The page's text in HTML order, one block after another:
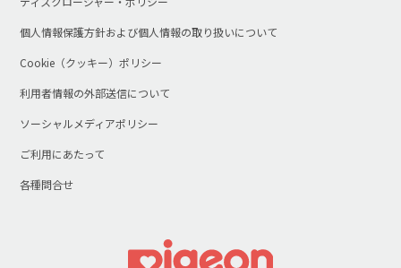
個人情報保護方針および個人情報の取り扱いについて
Cookie（クッキー）ポリシー
利用者情報の外部送信について
ソーシャルメディアポリシー
ご利用にあたって
各種問合せ